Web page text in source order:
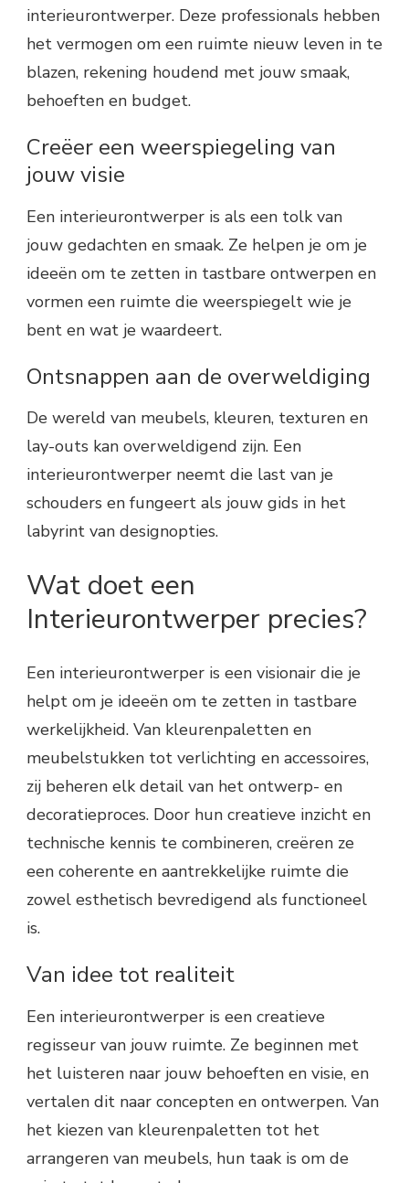
interieurontwerper. Deze professionals hebben
het vermogen om een ruimte nieuw leven in te
blazen, rekening houdend met jouw smaak,
behoeften en budget.
Creëer een weerspiegeling van
jouw visie
Een interieurontwerper is als een tolk van
jouw gedachten en smaak. Ze helpen je om je
ideeën om te zetten in tastbare ontwerpen en
vormen een ruimte die weerspiegelt wie je
bent en wat je waardeert.
Ontsnappen aan de overweldiging
De wereld van meubels, kleuren, texturen en
lay-outs kan overweldigend zijn. Een
interieurontwerper neemt die last van je
schouders en fungeert als jouw gids in het
labyrint van designopties.
Wat doet een
Interieurontwerper precies?
Een interieurontwerper is een visionair die je
helpt om je ideeën om te zetten in tastbare
werkelijkheid. Van kleurenpaletten en
meubelstukken tot verlichting en accessoires,
zij beheren elk detail van het ontwerp- en
decoratieproces. Door hun creatieve inzicht en
technische kennis te combineren, creëren ze
een coherente en aantrekkelijke ruimte die
zowel esthetisch bevredigend als functioneel
is.
Van idee tot realiteit
Een interieurontwerper is een creatieve
regisseur van jouw ruimte. Ze beginnen met
het luisteren naar jouw behoeften en visie, en
vertalen dit naar concepten en ontwerpen. Van
het kiezen van kleurenpaletten tot het
arrangeren van meubels, hun taak is om de